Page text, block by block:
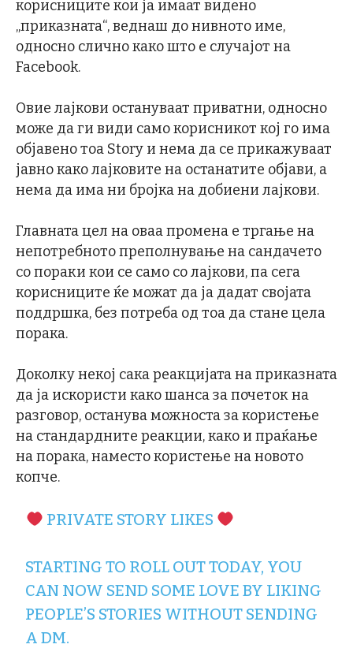
корисниците кои ја имаат видено
„приказната“, веднаш до нивното име,
односно слично како што е случајот на
Facebook.
Овие лајкови остануваат приватни, односно
може да ги види само корисникот кој го има
објавено тоа Story и нема да се прикажуваат
јавно како лајковите на останатите објави, а
нема да има ни бројка на добиени лајкови.
Главната цел на оваа промена е тргање на
непотребното преполнување на сандачето
со пораки кои се само со лајкови, па сега
корисниците ќе можат да ја дадат својата
поддршка, без потреба од тоа да стане цела
порака.
Доколку некој сака реакцијата на приказната
да ја искористи како шанса за почеток на
разговор, останува можноста за користење
на стандардните реакции, како и праќање
на порака, наместо користење на новото
копче.
PRIVATE STORY LIKES
STARTING TO ROLL OUT TODAY, YOU
CAN NOW SEND SOME LOVE BY LIKING
PEOPLE’S STORIES WITHOUT SENDING
A DM.